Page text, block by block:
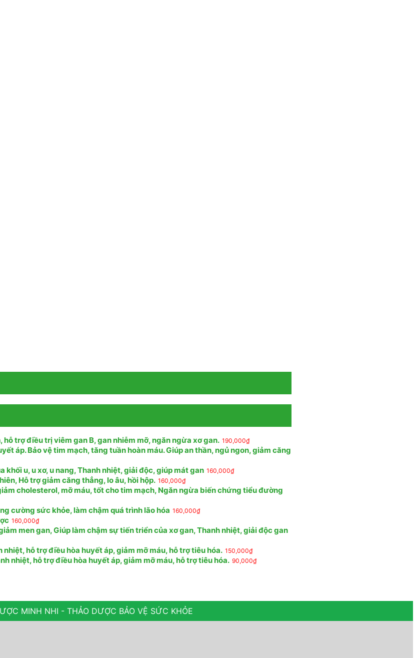
hỗ trợ điều trị viêm gan B, gan nhiễm mỡ, ngăn ngừa xơ gan. 190,000₫
áp. Bảo vệ tim mạch, tăng tuần hoàn máu. Giúp an thần, ngủ ngon, giảm căng
u, u xơ, u nang, Thanh nhiệt, giải độc, giúp mát gan 160,000₫
Hỗ trợ giảm căng thẳng, lo âu, hồi hộp. 160,000₫
cholesterol, mỡ máu, tốt cho tim mạch, Ngăn ngừa biến chứng tiểu đường
cường sức khỏe, làm chậm quá trình lão hóa 160,000₫
160,000₫
men gan, Giúp làm chậm sự tiến triển của xơ gan, Thanh nhiệt, giải độc gan
hỗ trợ điều hòa huyết áp, giảm mỡ máu, hỗ trợ tiêu hóa. 150,000₫
nhiệt, hỗ trợ điều hòa huyết áp, giảm mỡ máu, hỗ trợ tiêu hóa. 90,000₫
MINH NHI - THẢO DƯỢC BẢO VỆ SỨC KHỎE